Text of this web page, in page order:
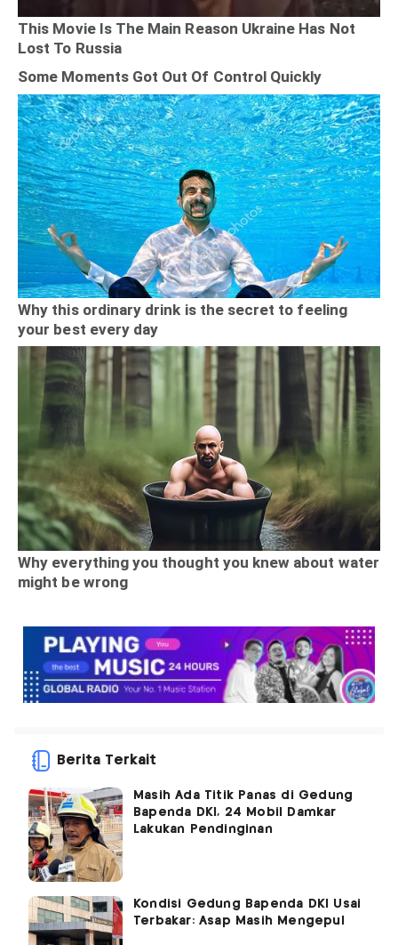
Berita Terkait
Masih Ada Titik Panas di Gedung
Bapenda DKI, 24 Mobil Damkar
Lakukan Pendinginan
Kondisi Gedung Bapenda DKI Usai
Terbakar: Asap Masih Mengepul